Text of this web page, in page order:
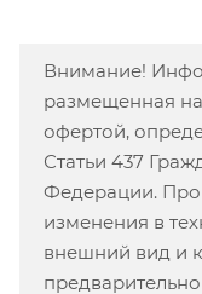
Внимание!
размещенная на
офертой,
Статьи 437
Федерации.
изменения в
внешний вид и